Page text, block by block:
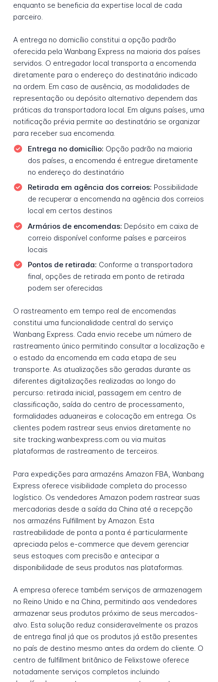
enquanto se beneficia da expertise local de cada
parceiro.
A entrega no domicílio constitui a opção padrão
oferecida pela Wanbang Express na maioria dos países
servidos. O entregador local transporta a encomenda
diretamente para o endereço do destinatário indicado
na ordem. Em caso de ausência, as modalidades de
representação ou depósito alternativo dependem das
práticas da transportadora local. Em alguns países, uma
notificação prévia permite ao destinatário se organizar
para receber sua encomenda.
Entrega no domicílio: Opção padrão na maioria
dos países, a encomenda é entregue diretamente
no endereço do destinatário
Retirada em agência dos correios: Possibilidade
de recuperar a encomenda na agência dos correios
local em certos destinos
Armários de encomendas: Depósito em caixa de
correio disponível conforme países e parceiros
locais
Pontos de retirada: Conforme a transportadora
final, opções de retirada em ponto de retirada
podem ser oferecidas
O rastreamento em tempo real de encomendas
constitui uma funcionalidade central do serviço
Wanbang Express. Cada envio recebe um número de
rastreamento único permitindo consultar a localização e
o estado da encomenda em cada etapa de seu
transporte. As atualizações são geradas durante as
diferentes digitalizações realizadas ao longo do
percurso: retirada inicial, passagem em centro de
classificação, saída do centro de processamento,
formalidades aduaneiras e colocação em entrega. Os
clientes podem rastrear seus envios diretamente no
site tracking.wanbexpress.com ou via muitas
plataformas de rastreamento de terceiros.
Para expedições para armazéns Amazon FBA, Wanbang
Express oferece visibilidade completa do processo
logístico. Os vendedores Amazon podem rastrear suas
mercadorias desde a saída da China até a recepção
nos armazéns Fulfillment by Amazon. Esta
rastreabilidade de ponta a ponta é particularmente
apreciada pelos e-commerce que devem gerenciar
seus estoques com precisão e antecipar a
disponibilidade de seus produtos nas plataformas.
A empresa oferece também serviços de armazenagem
no Reino Unido e na China, permitindo aos vendedores
armazenar seus produtos próximo de seus mercados-
alvo. Esta solução reduz consideravelmente os prazos
de entrega final já que os produtos já estão presentes
no país de destino mesmo antes da ordem do cliente. O
centro de fulfillment britânico de Felixstowe oferece
notadamente serviços completos incluindo